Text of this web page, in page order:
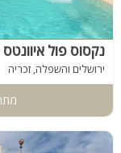
נקסוס פול איוונטס
ירושלים והשפלה, זכריה